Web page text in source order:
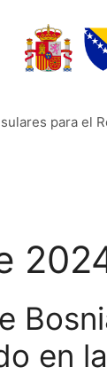
para el
en